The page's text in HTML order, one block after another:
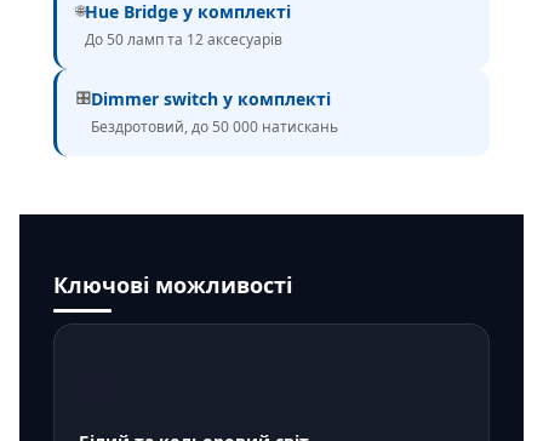
🌐Hue Bridge у комплекті
До 50 ламп та 12 аксесуарів
🎛Dimmer switch у комплекті
Бездротовий, до 50 000 натискань
Ключові можливості